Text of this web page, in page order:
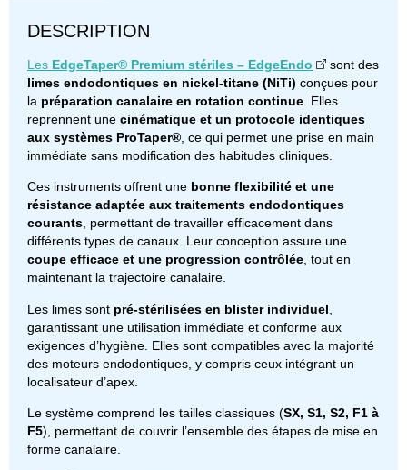
DESCRIPTION
Les EdgeTaper® Premium stériles – EdgeEndo
sont des
limes endodontiques en nickel-titane (NiTi) conçues pour
la préparation canalaire en rotation continue . Elles
reprennent une cinématique et un protocole identiques
aux systèmes ProTaper® , ce qui permet une prise en main
immédiate sans modification des habitudes cliniques.
Ces instruments offrent une bonne flexibilité et une
résistance adaptée aux traitements endodontiques
courants , permettant de travailler efficacement dans
différents types de canaux. Leur conception assure une
coupe efficace et une progression contrôlée , tout en
maintenant la trajectoire canalaire.
Les limes sont pré-stérilisées en blister individuel
garantissant une utilisation immédiate et conforme aux
exigences d’hygiène. Elles sont compatibles avec la majorité
des moteurs endodontiques, y compris ceux intégrant un
localisateur d’apex.
Le système comprend les tailles classiques (SX, S1, S2, F1 à
F5), permettant de couvrir l’ensemble des étapes de mise en
forme canalaire.